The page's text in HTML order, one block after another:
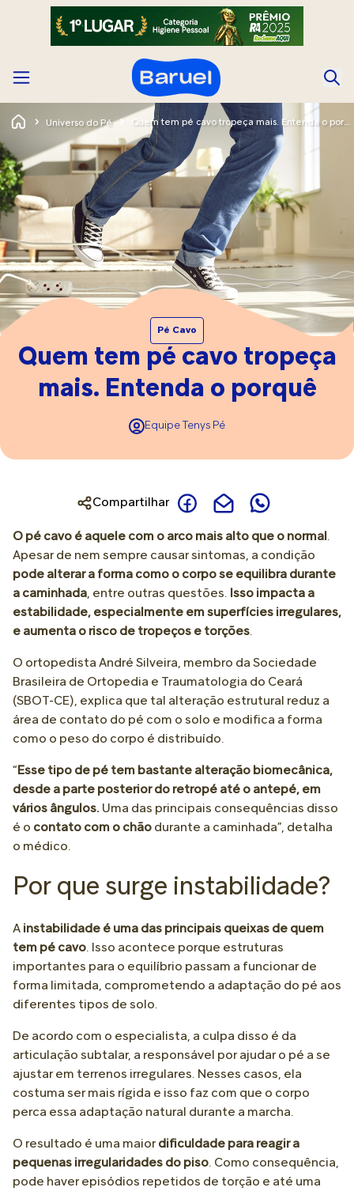
Universo do Pé Quem tem pé cavo tropeça mais. Entenda o porquê
Pé Cavo
Quem tem pé cavo tropeça
mais. Entenda o porquê
Equipe Tenys Pé
Compartilhar
O pé cavo é aquele com o arco mais alto que o normal .
Apesar de nem sempre causar sintomas, a condição
pode alterar a forma como o corpo se equilibra durante
a caminhada, entre outras questões. Isso impacta a
estabilidade, especialmente em superfícies irregulares,
e aumenta o risco de tropeços e torções.
O ortopedista André Silveira, membro da Sociedade
Brasileira de Ortopedia e Traumatologia do Ceará
(SBOT-CE), explica que tal alteração estrutural reduz a
área de contato do pé com o solo e modifica a forma
como o peso do corpo é distribuído.
“ Esse tipo de pé tem bastante alteração biomecânica,
desde a parte posterior do retropé até o antepé, em
vários ângulos. Uma das principais consequências disso
é o contato com o chão durante a caminhada”, detalha
o médico.
Por que surge instabilidade?
A instabilidade é uma das principais queixas de quem
tem pé cavo. Isso acontece porque estruturas
importantes para o equilíbrio passam a funcionar de
forma limitada, comprometendo a adaptação do pé aos
diferentes tipos de solo.
De acordo com o especialista, a culpa disso é da
articulação subtalar, a responsável por ajudar o pé a se
ajustar em terrenos irregulares. Nesses casos, ela
costuma ser mais rígida e isso faz com que o corpo
perca essa adaptação natural durante a marcha.
O resultado é uma maior dificuldade para reagir a
pequenas irregularidades do piso. Como consequência,
pode haver episódios repetidos de torção e até uma